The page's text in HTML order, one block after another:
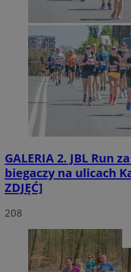
GALERIA2. JBL Run
biegaczy na ulicach
ZDJĘĆ]
208